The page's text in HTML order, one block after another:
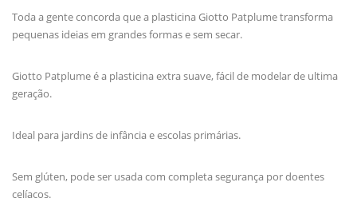
Toda a gente concorda que a plasticina Giotto Patplume transforma
pequenas ideias em grandes formas e sem secar.
Giotto Patplume é a plasticina extra suave, fácil de modelar de ultima
geração.
Ideal para jardins de infância e escolas primárias.
Sem glúten, pode ser usada com completa segurança por doentes
celíacos.